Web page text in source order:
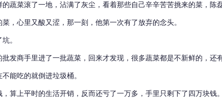
蔬菜滚了一地，沾满了灰尘，看着那些自己辛辛苦苦挑来的菜，陈
，心里又酸又涩，那一刻，他第一次有了放弃的念头。
。
发商手里进了一批蔬菜，回来才发现，很多蔬菜都是不新鲜的，还
能吃的就倒进垃圾桶。
算上平时的生活开销，反而还亏了一万多，手里只剩下了四万块钱。